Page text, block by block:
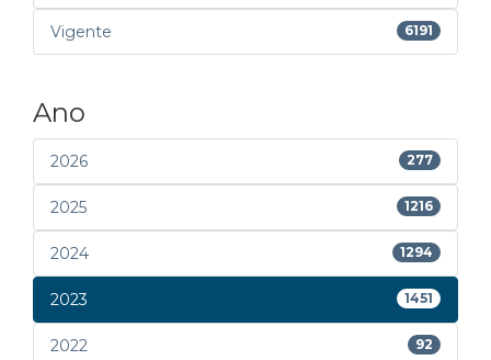
Vigente 6191
Ano
2026 277
2025 1216
2024 1294
2023 1451
2022 92